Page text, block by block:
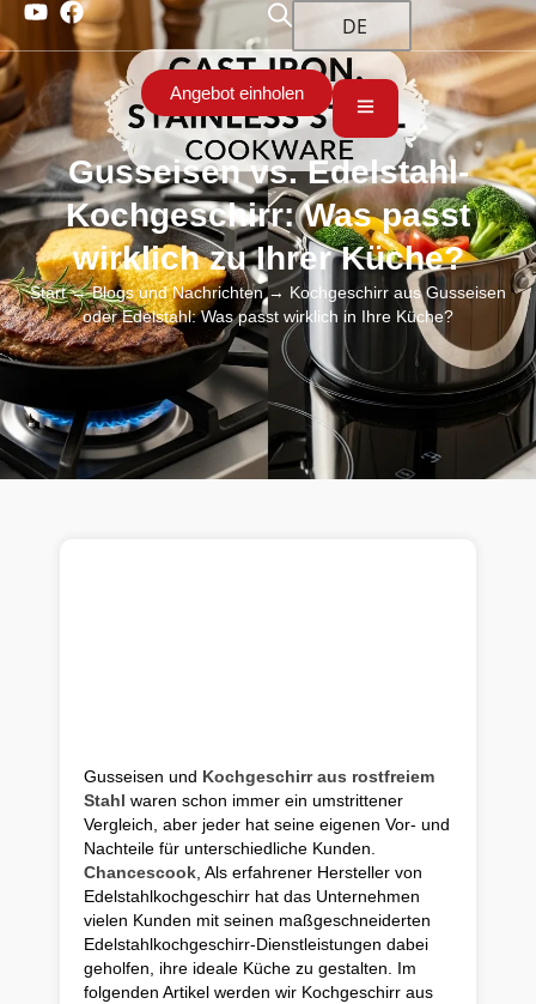
DE
Angebot einholen
Gusseisen vs. Edelstahl-
Kochgeschirr: Was passt
wirklich zu Ihrer Küche?
Start→Blogs und Nachrichten→ Kochgeschirr aus Gusseisen
oder Edelstahl: Was passt wirklich in Ihre Küche?
Gusseisen und Kochgeschirr aus rostfreiem
Stahl waren schon immer ein umstrittener
Vergleich, aber jeder hat seine eigenen Vor- und
Nachteile für unterschiedliche Kunden.
Chancescook , Als erfahrener Hersteller von
Edelstahlkochgeschirr hat das Unternehmen
vielen Kunden mit seinen maßgeschneiderten
Edelstahlkochgeschirr-Dienstleistungen dabei
geholfen, ihre ideale Küche zu gestalten. Im
folgenden Artikel werden wir Kochgeschirr aus